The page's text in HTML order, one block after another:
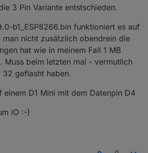
3 Pin Variante entstschieden.
b1_ESP8266.bin funktioniert es auf
man nicht zusätzlich obendrein die
hat wie in meinem Fall 1 MB
Muss beim letzten mal - vermutlich
32 geflasht haben.
einem D1 Mini mit dem Datenpin D4
iO :-)